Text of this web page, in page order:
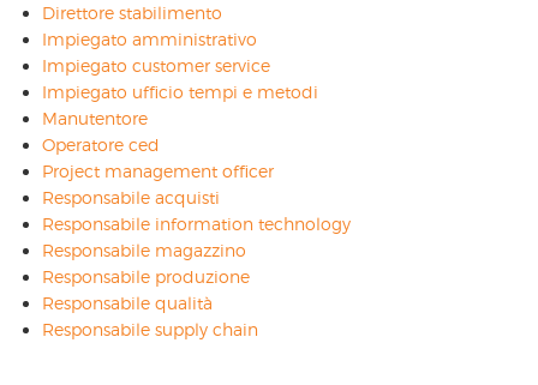
Direttore stabilimento
Impiegato amministrativo
Impiegato customer service
Impiegato ufficio tempi e metodi
Manutentore
Operatore ced
Project management officer
Responsabile acquisti
Responsabile information technology
Responsabile magazzino
Responsabile produzione
Responsabile qualità
Responsabile supply chain